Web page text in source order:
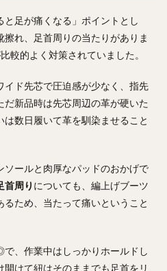
足が痛くなる」ポイントとし
れ、足首周りの当たりがありま
較的よく対策されていました。
イド先芯で圧迫感が少なく、指先
新品時は先芯周辺の革が硬いた
数日履いて革を馴染ませること
ソールと肉厚なパッドのおかげで
首周り についても、編上げブーツ
ため、当たって痛いということ
、作業中はしっかりホールドし
けて紐はそのままでも足首をリ